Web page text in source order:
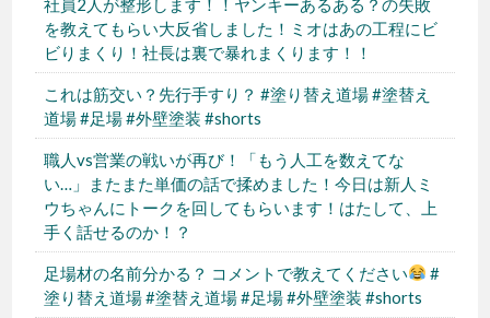
社員2人が整形します！！ヤンキーあるある？の失敗
を教えてもらい大反省しました！ミオはあの工程にビ
ビりまくり！社長は裏で暴れまくります！！
これは筋交い？先行手すり？ #塗り替え道場 #塗替え
道場 #足場 #外壁塗装 #shorts
職人vs営業の戦いが再び！「もう人工を数えてな
い…」またまた単価の話で揉めました！今日は新人ミ
ウちゃんにトークを回してもらいます！はたして、上
手く話せるのか！？
足場材の名前分かる？ コメントで教えてください
#
塗り替え道場 #塗替え道場 #足場 #外壁塗装 #shorts